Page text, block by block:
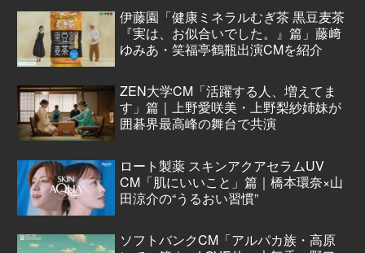
伊藤園「健康ミネラルむぎ茶 黒豆麦茶
『実は、お似合いでした。』篇」藤﨑
ゆみあ・笑福亭鶴瓶出演CMを紹介
ZEN大学CM「活躍する人、増えてま
す」篇｜上野愛咲美・上野梨紗姉妹が
囲碁界最高峰の舞台で共演
ロート製薬 スキンアクアセラムUV
CM「肌にいいこと」篇｜橋本環奈×山
田涼介の“うるおい習慣”
ソフトバンクCM「アルパカ族・高原